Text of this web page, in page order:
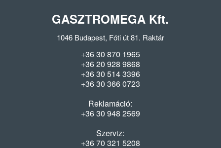
GASZTROMEGA Kft.
1046 Budapest, Fóti út 81. Raktár
+36 30 870 1965
+36 20 928 9868
+36 30 514 3396
+36 30 366 0723
Reklamáció:
+36 30 948 2569
Szerviz:
+36 70 321 5208